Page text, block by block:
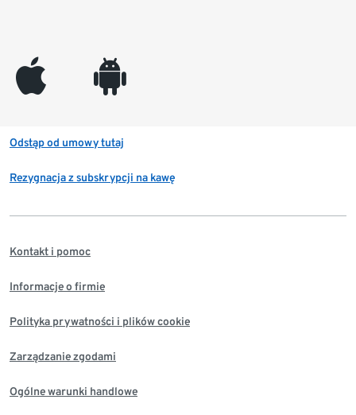
appleinc android
Odstąp od umowy tutaj
Rezygnacja z subskrypcji na kawę
Kontakt i pomoc
Informacje o firmie
Polityka prywatności i plików cookie
Zarządzanie zgodami
Ogólne warunki handlowe